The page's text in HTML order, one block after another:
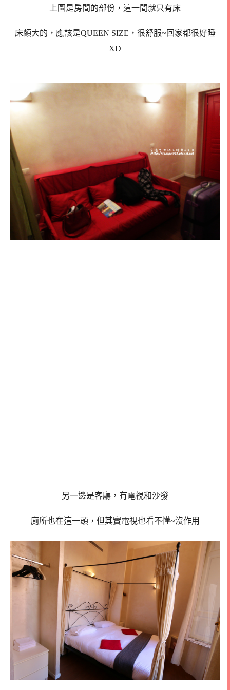
上圖是房間的部份，這一間就只有床
床頗大的，應該是QUEEN SIZE，很舒服~回家都很好睡
XD
另一邊是客廳，有電視和沙發
廁所也在這一頭，但其實電視也看不懂~沒作用